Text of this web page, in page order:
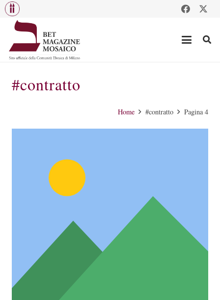
#contratto
Home #contratto Pagina 4